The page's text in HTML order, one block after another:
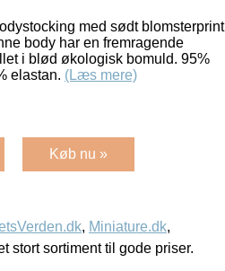
med sødt blomsterprint
body har en fremragende
i blød økologisk bomuld. 95%
elastan. (Læs mere)
Køb nu »
, Miniature.dk,
stort sortiment til gode priser.